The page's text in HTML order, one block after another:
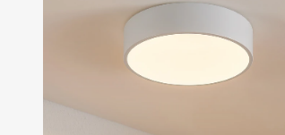
галерията
изображенията